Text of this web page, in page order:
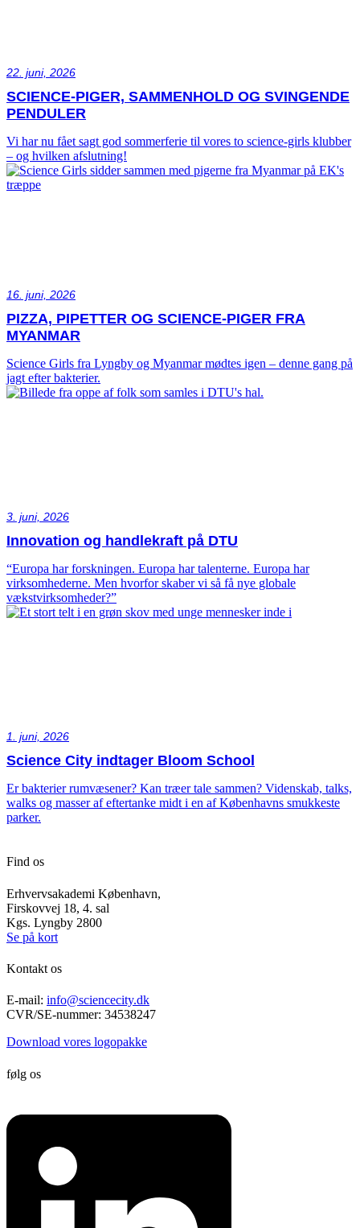
22. juni, 2026
SCIENCE-PIGER, SAMMENHOLD OG SVINGENDE
PENDULER
Vi har nu fået sagt god sommerferie til vores to science-girls klubber
– og hvilken afslutning!
16. juni, 2026
PIZZA, PIPETTER OG SCIENCE-PIGER FRA
MYANMAR
Science Girls fra Lyngby og Myanmar mødtes igen – denne gang på
jagt efter bakterier.
3. juni, 2026
Innovation og handlekraft på DTU
“Europa har forskningen. Europa har talenterne. Europa har
virksomhederne. Men hvorfor skaber vi så få nye globale
vækstvirksomheder?”
1. juni, 2026
Science City indtager Bloom School
Er bakterier rumvæsener? Kan træer tale sammen? Videnskab, talks,
walks og masser af eftertanke midt i en af Københavns smukkeste
parker.
Find os
Erhvervsakademi København,
Firskovvej 18, 4. sal
Kgs. Lyngby 2800
Se på kort
Kontakt os
E-mail: info@sciencecity.dk
CVR/SE-nummer: 34538247
Download vores logopakke
følg os